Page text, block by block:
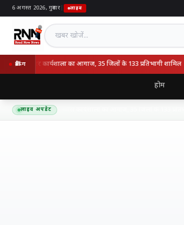
6 अगस्त 2026, गुरुवार| लाइव
ब्रेकिंग
व स्कोरर कार्यशाला का आगाज, 35 जिलों के 133 प्रतिभागी शामिल
होम
लाइव अपडेट
में यूपीसीए अंपायर व स्कोरर कार्यशाला का आगाज, 35 जिलों के 133 प्रतिभागी